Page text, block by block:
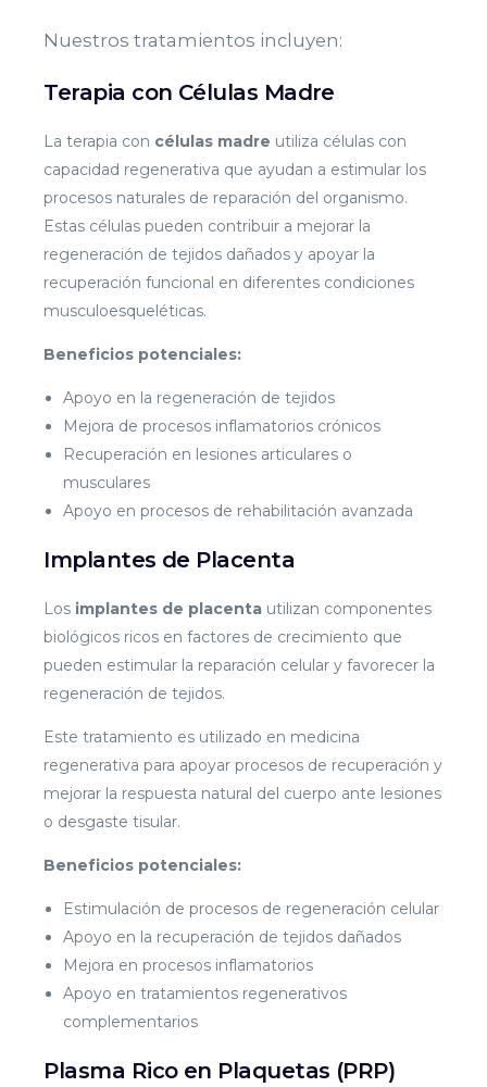
Nuestros tratamientos incluyen:
Terapia con Células Madre
La terapia con células madre utiliza células con
capacidad regenerativa que ayudan a estimular los
procesos naturales de reparación del organismo.
Estas células pueden contribuir a mejorar la
regeneración de tejidos dañados y apoyar la
recuperación funcional en diferentes condiciones
musculoesqueléticas.
Beneficios potenciales:
Apoyo en la regeneración de tejidos
Mejora de procesos inflamatorios crónicos
Recuperación en lesiones articulares o
musculares
Apoyo en procesos de rehabilitación avanzada
Implantes de Placenta
Los implantes de placenta utilizan componentes
biológicos ricos en factores de crecimiento que
pueden estimular la reparación celular y favorecer la
regeneración de tejidos.
Este tratamiento es utilizado en medicina
regenerativa para apoyar procesos de recuperación y
mejorar la respuesta natural del cuerpo ante lesiones
o desgaste tisular.
Beneficios potenciales:
Estimulación de procesos de regeneración celular
Apoyo en la recuperación de tejidos dañados
Mejora en procesos inflamatorios
Apoyo en tratamientos regenerativos
complementarios
Plasma Rico en Plaquetas (PRP)